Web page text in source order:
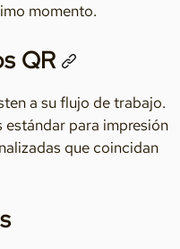
momento.
QR
a su flujo de trabajo.
para impresión
que coincidan